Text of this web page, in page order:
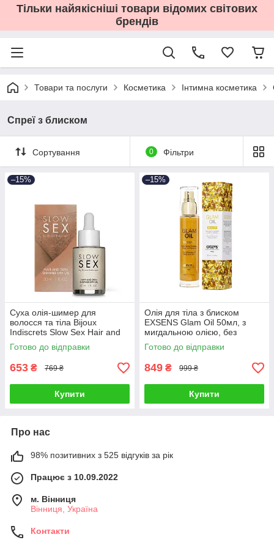
Тільки найякісніші товари відомих світових
брендів
Товари та послуги Косметика Інтимна косметика
Спреї з блиском
Сортування 0 Фільтри
–15%
Суха олія-шимер для
волосся та тіла Bijoux
Indiscrets Slow Sex Hair and
skin shimmer dry oil
Готово до відправки
653 ₴ 769 ₴
Купити
–15%
Олія для тіла з блиском
EXSENS Glam Oil 50мл, з
мигдальною олією, без
парабенів і феноксіетанолу
Готово до відправки
849 ₴ 999 ₴
Купити
Про нас
98% позитивних з 525 відгуків за рік
Працює з 10.09.2022
м. Вінниця
Вінниця, Україна
Контакти